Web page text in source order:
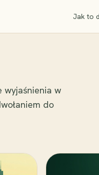
Jak to
wyjaśnienia w
do